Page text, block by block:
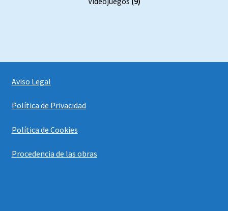
Aviso Legal
Política de Privacidad
Política de Cookies
Procedencia de las obras